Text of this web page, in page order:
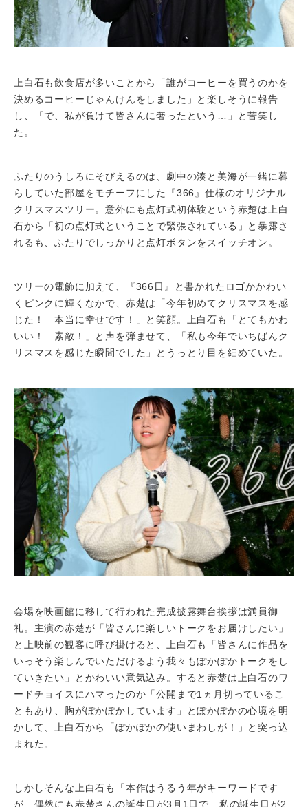
上白石も飲食店が多いことから「誰がコーヒーを買うのかを
決めるコーヒーじゃんけんをしました」と楽しそうに報告
し、「で、私が負けて皆さんに奢ったという…」と苦笑し
た。
ふたりのうしろにそびえるのは、劇中の湊と美海が一緒に暮
らしていた部屋をモチーフにした『366』仕様のオリジナル
クリスマスツリー。意外にも点灯式初体験という赤楚は上白
石から「初の点灯式ということで緊張されている」と暴露さ
れるも、ふたりでしっかりと点灯ボタンをスイッチオン。
ツリーの電飾に加えて、『366日』と書かれたロゴかかわい
くピンクに輝くなかで、赤楚は「今年初めてクリスマスを感
じた！ 本当に幸せです！」と笑顔。上白石も「とてもかわ
いい！ 素敵！」と声を弾ませて、「私も今年でいちばんク
リスマスを感じた瞬間でした」とうっとり目を細めていた。
会場を映画館に移して行われた完成披露舞台挨拶は満員御
礼。主演の赤楚が「皆さんに楽しいトークをお届けしたい」
と上映前の観客に呼び掛けると、上白石も「皆さんに作品を
いっそう楽しんでいただけるよう我々もぽかぽかトークをし
ていきたい」とかわいい意気込み。すると赤楚は上白石のワ
ードチョイスにハマったのか「公開まで1ヵ月切っているこ
ともあり、胸がぽかぽかしています」とぽかぽかの心境を明
かして、上白石から「ぽかぽかの使いまわしが！」と突っ込
まれた。
しかしそんな上白石も「本作はうるう年がキーワードです
が、偶然にも赤楚さんの誕生日が3月1日で、私の誕生日が2